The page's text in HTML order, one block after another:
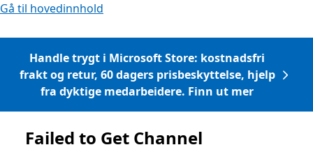
Gå til hovedinnhold
Handle trygt i Microsoft Store: kostnadsfri
frakt og retur, 60 dagers prisbeskyttelse, hjelp
fra dyktige medarbeidere. Finn ut mer
Liste Microsoft.com
Failed to Get Channel